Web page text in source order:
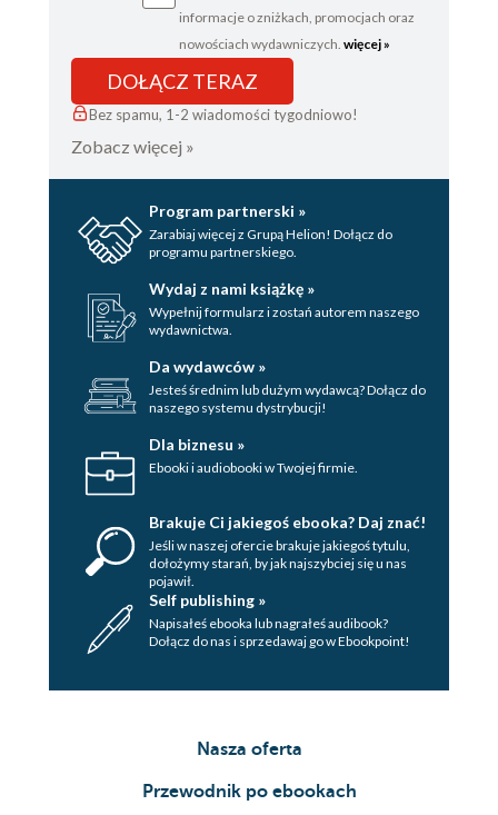
informacje o zniżkach, promocjach oraz
nowościach wydawniczych. więcej »
DOŁĄCZ TERAZ
Bez spamu, 1-2 wiadomości tygodniowo!
Zobacz więcej »
Program partnerski »
Zarabiaj więcej z Grupą Helion! Dołącz do
programu partnerskiego.
Wydaj z nami książkę »
Wypełnij formularz i zostań autorem naszego
wydawnictwa.
Da wydawców »
Jesteś średnim lub dużym wydawcą? Dołącz do
naszego systemu dystrybucji!
Dla biznesu »
Ebooki i audiobooki w Twojej firmie.
Brakuje Ci jakiegoś ebooka? Daj znać!
Jeśli w naszej ofercie brakuje jakiegoś tytulu,
dołożymy starań, by jak najszybciej się u nas
pojawił.
Self publishing »
Napisałeś ebooka lub nagrałeś audibook?
Dołącz do nas i sprzedawaj go w Ebookpoint!
Nasza oferta
Przewodnik po ebookach